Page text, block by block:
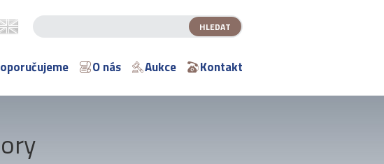
O nás Aukce Kontakt